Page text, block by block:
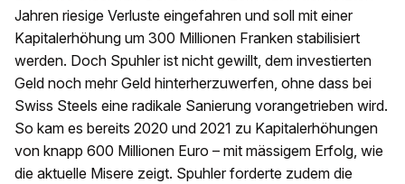
Jahren riesige Verluste eingefahren und soll mit einer
Kapitalerhöhung um 300 Millionen Franken stabilisiert
werden. Doch Spuhler ist nicht gewillt, dem investierten
Geld noch mehr Geld hinterherzuwerfen, ohne dass bei
Swiss Steels eine radikale Sanierung vorangetrieben wird.
So kam es bereits 2020 und 2021 zu Kapitalerhöhungen
von knapp 600 Millionen Euro – mit mässigem Erfolg, wie
die aktuelle Misere zeigt. Spuhler forderte zudem die